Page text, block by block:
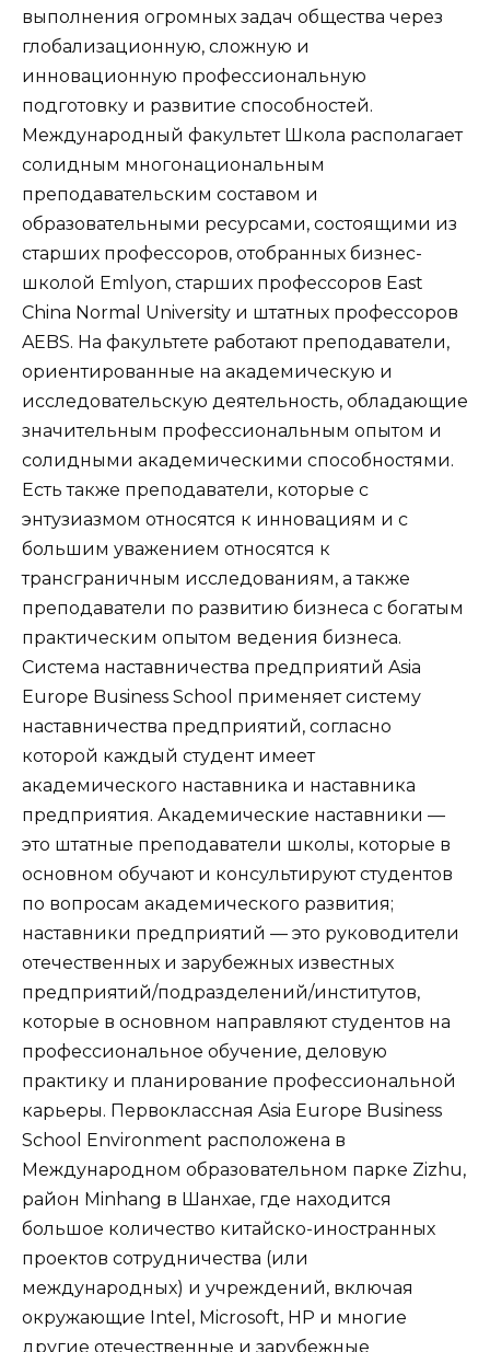
выполнения огромных задач общества через
глобализационную, сложную и
инновационную профессиональную
подготовку и развитие способностей.
Международный факультет Школа располагает
солидным многонациональным
преподавательским составом и
образовательными ресурсами, состоящими из
старших профессоров, отобранных бизнес-
школой Emlyon, старших профессоров East
China Normal University и штатных профессоров
AEBS. На факультете работают преподаватели,
ориентированные на академическую и
исследовательскую деятельность, обладающие
значительным профессиональным опытом и
солидными академическими способностями.
Есть также преподаватели, которые с
энтузиазмом относятся к инновациям и с
большим уважением относятся к
трансграничным исследованиям, а также
преподаватели по развитию бизнеса с богатым
практическим опытом ведения бизнеса.
Система наставничества предприятий Asia
Europe Business School применяет систему
наставничества предприятий, согласно
которой каждый студент имеет
академического наставника и наставника
предприятия. Академические наставники —
это штатные преподаватели школы, которые в
основном обучают и консультируют студентов
по вопросам академического развития;
наставники предприятий — это руководители
отечественных и зарубежных известных
предприятий/подразделений/институтов,
которые в основном направляют студентов на
профессиональное обучение, деловую
практику и планирование профессиональной
карьеры. Первоклассная Asia Europe Business
School Environment расположена в
Международном образовательном парке Zizhu,
район Minhang в Шанхае, где находится
большое количество китайско-иностранных
проектов сотрудничества (или
международных) и учреждений, включая
окружающие Intel, Microsoft, HP и многие
другие отечественные и зарубежные